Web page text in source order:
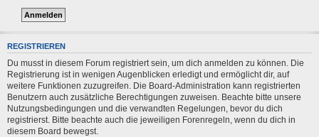
REGISTRIEREN
Du musst in diesem Forum registriert sein, um dich anmelden zu können. Die
Registrierung ist in wenigen Augenblicken erledigt und ermöglicht dir, auf
weitere Funktionen zuzugreifen. Die Board-Administration kann registrierten
Benutzern auch zusätzliche Berechtigungen zuweisen. Beachte bitte unsere
Nutzungsbedingungen und die verwandten Regelungen, bevor du dich
registrierst. Bitte beachte auch die jeweiligen Forenregeln, wenn du dich in
diesem Board bewegst.